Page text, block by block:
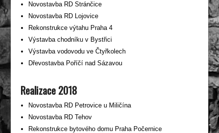
Novostavba RD Stránčice
Novostavba RD Lojovice
Rekonstrukce výtahu Praha 4
Výstavba chodníku v Bystřici
Výstavba vodovodu ve Čtyřkolech
Dřevostavba Poříčí nad Sázavou
Realizace 2018
Novostavba RD Petrovice u Miličína
Novostavba RD Tehov
Rekonstrukce bytového domu Praha Počernice